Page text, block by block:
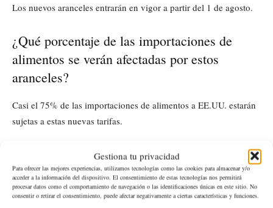
Gestiona tu privacidad
Para ofrecer las mejores experiencias, utilizamos tecnologías como las cookies para almacenar y/o
acceder a la información del dispositivo. El consentimiento de estas tecnologías nos permitirá
procesar datos como el comportamiento de navegación o las identificaciones únicas en este sitio. No
consentir o retirar el consentimiento, puede afectar negativamente a ciertas características y funciones.
Los nuevos aranceles entrarán en vigor a partir del 1 de agosto.
¿Qué porcentaje de las importaciones de
alimentos se verán afectadas por estos
aranceles?
Casi el 75% de las importaciones de alimentos a EE.UU. estarán
sujetas a estas nuevas tarifas.
¿Qué tipo de productos alimenticios
importados serán los más afectados por los
aranceles?